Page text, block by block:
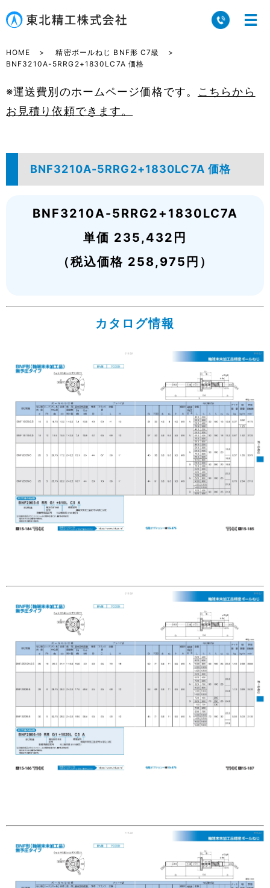
HOME
精密ボールねじ BNF形 C7級
BNF3210A-5RRG2+1830LC7A 価格
※運送費別のホームページ価格です。 こちらから
お見積り依頼できます。
BNF3210A-5RRG2+1830LC7A 価格
BNF3210A-5RRG2+1830LC7A
単価 235,432円
（税込価格 258,975円）
カタログ情報